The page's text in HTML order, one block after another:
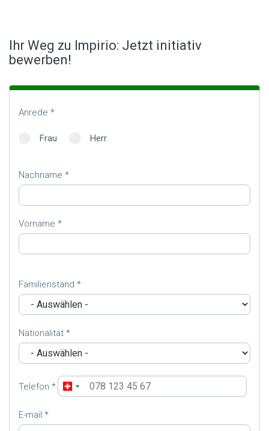
Candidature
spontanée
Ihr Weg zu Impirio: Jetzt initiativ
bewerben!
Anrede
Frau Herr
Nachname
Vorname
Familienstand
Nationalität
Telefon
E-mail